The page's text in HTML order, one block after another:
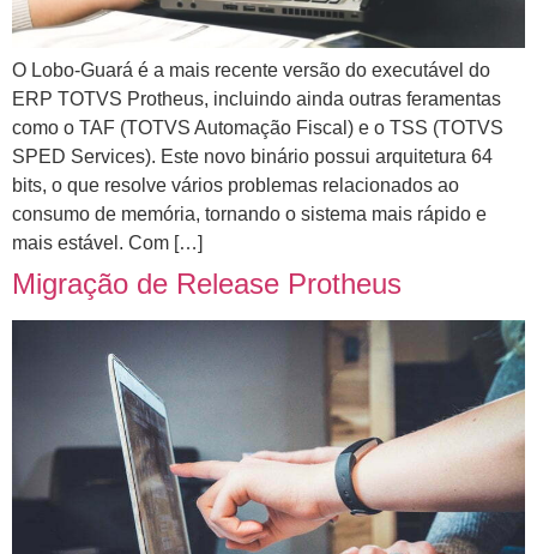
O Lobo-Guará é a mais recente versão do executável do
ERP TOTVS Protheus, incluindo ainda outras feramentas
como o TAF (TOTVS Automação Fiscal) e o TSS (TOTVS
SPED Services). Este novo binário possui arquitetura 64
bits, o que resolve vários problemas relacionados ao
consumo de memória, tornando o sistema mais rápido e
mais estável. Com […]
Migração de Release Protheus